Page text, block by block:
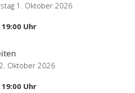
1. Oktober 2026
Uhr
Oktober 2026
Uhr